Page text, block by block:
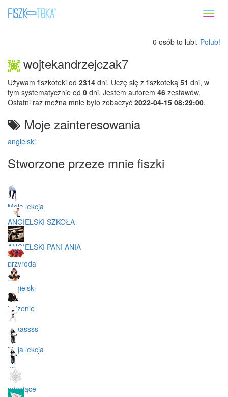
0 osób to lubi. Polub!
wojtekandrzejczak7
Używam fiszkoteki od 2314 dni. Uczę się z fiszkoteką 51 dni, w
tym systematycznie od 0 dni. Jestem autorem 46 zestawów.
Ostatni raz można mnie było zobaczyć 2022-04-15 08:29:00.
Moje zainteresowania
angielski
Stworzone przeze mnie fiszki
Moja lekcja
ANGIELSKI SZKOŁA
ANGIELSKI PANI ANIA
przyroda
angielski
jedzenie
aaaassss
Moja lekcja
4E
miesiące